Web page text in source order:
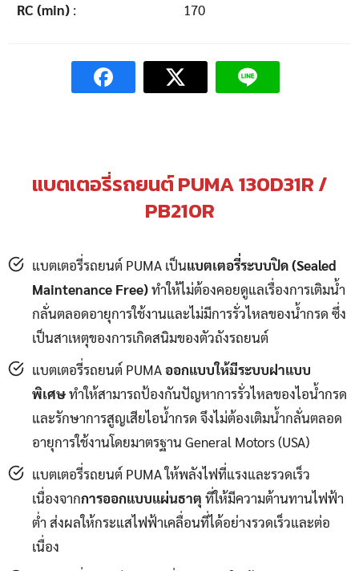
RC (min) : 170
แบตเตอรี่รถยนต์ PUMA 130D31R /
PB210R
แบตเตอรี่รถยนต์ PUMA เป็นแบตเตอรี่ระบบปิด (Sealed
Maintenance Free)ทำให้ไม่ต้องคอยดูแลเรื่องการเติมน้ำ
กลั่นตลอดอายุการใช้งานและไม่มีการรั่วไหลของน้ำกรด ซึ่ง
เป็นสาเหตุของการเกิดสนิมของตัวถังรถยนต์
แบตเตอรี่รถยนต์ PUMAออกแบบให้มีระบบฝาแบบ
พิเศษทำให้สามารถป้องกันปัญหาการรั่วไหลของไอน้ำกรด
และรักษาการสูญเสียไอน้ำกรด จึงไม่ต้องเติมน้ำกลั่นตลอด
อายุการใช้งานโดยมาตรฐาน General Motors (USA)
แบตเตอรี่รถยนต์ PUMA ให้พลังไฟที่แรงและรวดเร็ว
เนื่องจากการออกแบบแผ่นธาตุ ที่ให้มีความต้านทานไฟฟ้า
ต่ำ ส่งผลให้กระแสไฟฟ้าเคลื่อนที่ได้อย่างรวดเร็วและต่อ
เนื่อง